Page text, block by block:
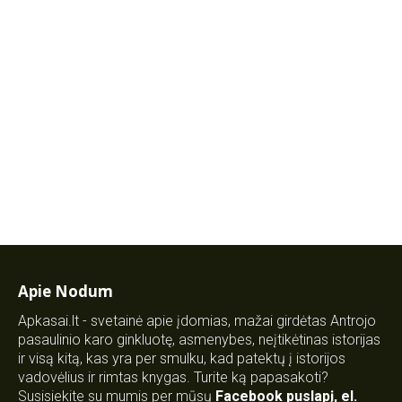
Apie Nodum
Apkasai.lt - svetainė apie įdomias, mažai girdėtas Antrojo
pasaulinio karo ginkluotę, asmenybes, neįtikėtinas istorijas
ir visą kitą, kas yra per smulku, kad patektų į istorijos
vadovėlius ir rimtas knygas. Turite ką papasakoti?
Susisiekite su mumis per mūsų Facebook puslapį, el.